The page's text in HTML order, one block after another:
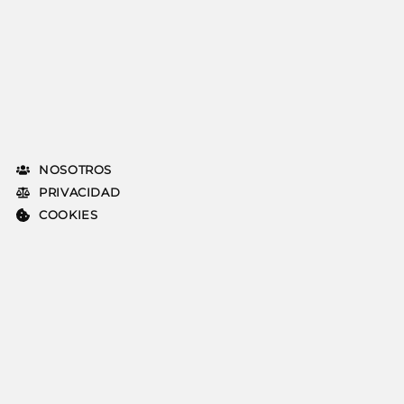
NOSOTROS
PRIVACIDAD
COOKIES